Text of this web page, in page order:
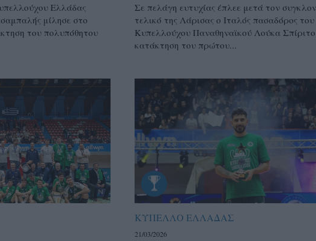
Ελλάδας
μίλησε στο
του πολυπόθητου
Σε πελάγη ευτυχίας έπλεε μετά τον
τελικό της Λάρισας ο Ιταλός πασαδόρος του
Κυπελλούχου Παναθηναϊκού Λούκα
κατάκτηση του πρώτου...
ΚΥΠΕΛΛΟ ΕΛΛΑΔΑΣ
21/03/2026